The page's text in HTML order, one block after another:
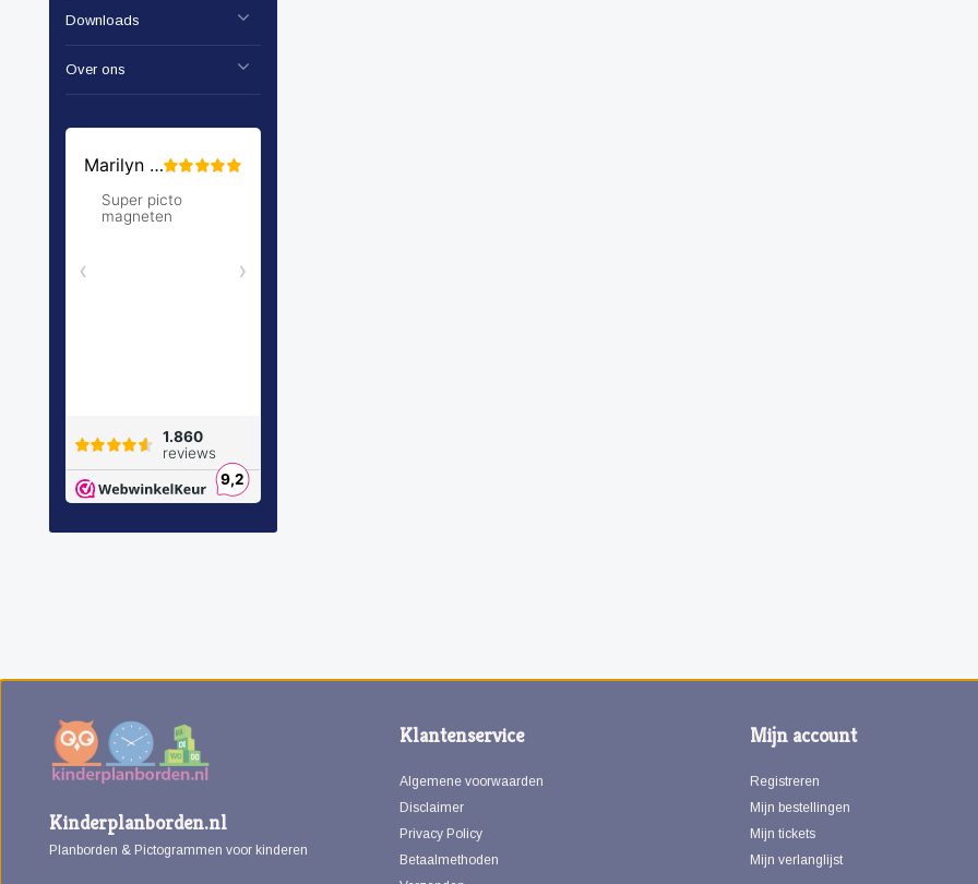
Downloads
Over ons
Kinderplanborden.nl
Planborden & Pictogrammen voor kinderen
Klantenservice
Algemene voorwaarden
Disclaimer
Privacy Policy
Betaalmethoden
Mijn account
Registreren
Mijn bestellingen
Mijn tickets
Mijn verlanglijst